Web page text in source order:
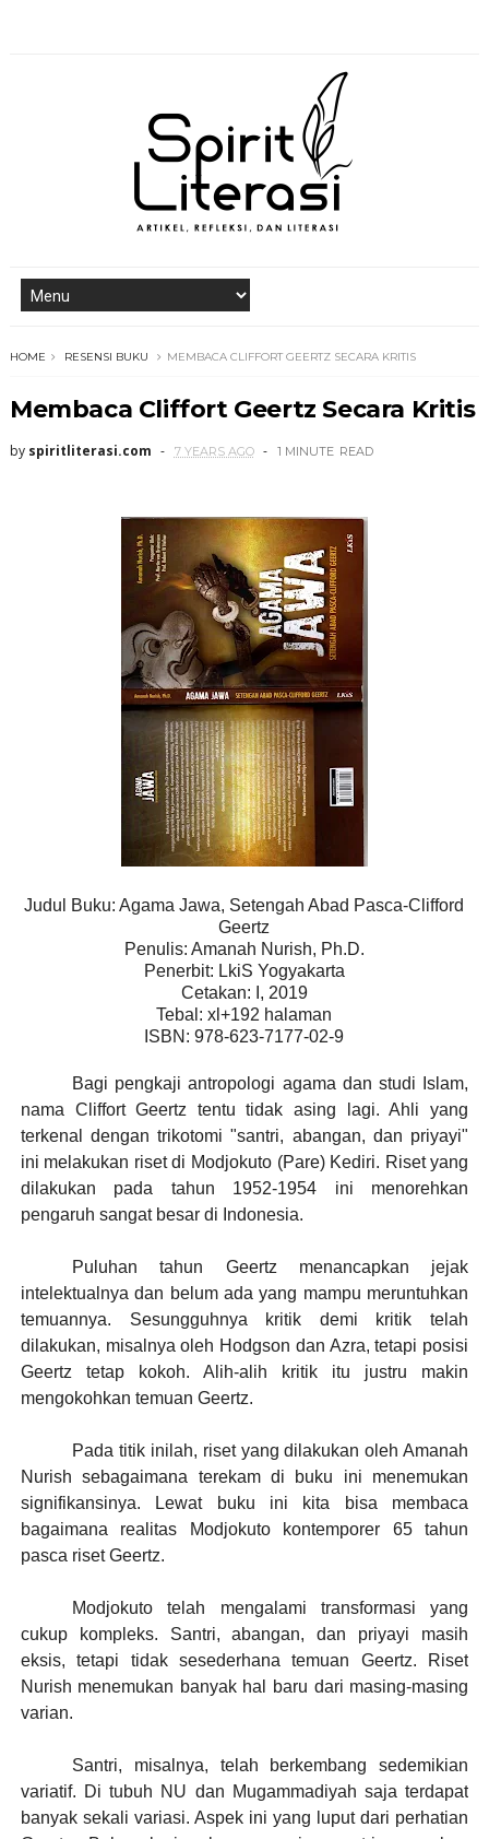
HOME RESENSI BUKU MEMBACA CLIFFORT GEERTZ SECARA KRITIS
Membaca Cliffort Geertz Secara Kritis
by spiritliterasi.com 7 YEARS AGO 1 MINUTE READ
Judul Buku: Agama Jawa, Setengah Abad Pasca-Clifford
Geertz
Penulis: Amanah Nurish, Ph.D.
Penerbit: LkiS Yogyakarta
Cetakan: I, 2019
Tebal: xl+192 halaman
ISBN: 978-623-7177-02-9
Bagi pengkaji antropologi agama dan studi Islam,
nama Cliffort Geertz tentu tidak asing lagi. Ahli yang
terkenal dengan trikotomi "santri, abangan, dan priyayi"
ini melakukan riset di Modjokuto (Pare) Kediri. Riset yang
dilakukan pada tahun 1952-1954 ini menorehkan
pengaruh sangat besar di Indonesia.
Puluhan tahun Geertz menancapkan jejak
intelektualnya dan belum ada yang mampu meruntuhkan
temuannya. Sesungguhnya kritik demi kritik telah
dilakukan, misalnya oleh Hodgson dan Azra, tetapi posisi
Geertz tetap kokoh. Alih-alih kritik itu justru makin
mengokohkan temuan Geertz.
Pada titik inilah, riset yang dilakukan oleh Amanah
Nurish sebagaimana terekam di buku ini menemukan
signifikansinya. Lewat buku ini kita bisa membaca
bagaimana realitas Modjokuto kontemporer 65 tahun
pasca riset Geertz.
Modjokuto telah mengalami transformasi yang
cukup kompleks. Santri, abangan, dan priyayi masih
eksis, tetapi tidak sesederhana temuan Geertz. Riset
Nurish menemukan banyak hal baru dari masing-masing
varian.
Santri, misalnya, telah berkembang sedemikian
variatif. Di tubuh NU dan Mugammadiyah saja terdapat
banyak sekali variasi. Aspek ini yang luput dari perhatian